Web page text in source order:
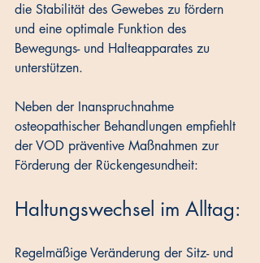
die Stabilität des Gewebes zu fördern
und eine optimale Funktion des
Bewegungs- und Halteapparates zu
unterstützen.
Neben der Inanspruchnahme
osteopathischer Behandlungen empfiehlt
der VOD präventive Maßnahmen zur
Förderung der Rückengesundheit:
Haltungswechsel im Alltag:
Regelmäßige Veränderung der Sitz- und